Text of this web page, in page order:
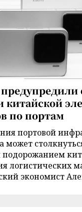
китайской
по портам
портовой
может
логистических
экономист